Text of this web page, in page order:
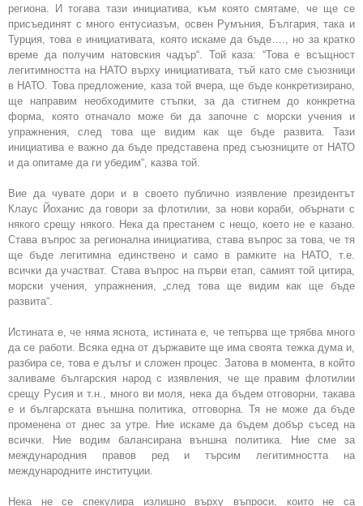
региона. И тогава тази инициатива, към която смятаме, че ще се
присъединят с много ентусиазъм, освен Румъния, България, така и
Турция, това е инициативата, която искаме да бъде…., но за кратко
време да получим натовския чадър“. Той каза: “Това е всъщност
легитимността на НАТО върху инициативата, тъй като сме съюзници
в НАТО. Това предложение, каза той вчера, ще бъде конкретизирано,
ще направим необходимите стъпки, за да стигнем до конкретна
форма, която отначало може би да започне с морски учения и
упражнения, след това ще видим как ще бъде развита. Тази
инициатива е важно да бъде представена пред съюзниците от НАТО
и да опитаме да ги убедим“, казва той.
Вие да чувате дори и в своето публично изявление президентът
Клаус Йоханис да говори за флотилии, за нови кораби, обърнати с
някого срещу някого. Нека да престанем с нещо, което не е казано.
Става въпрос за регионална инициатива, става въпрос за това, че тя
ще бъде легитимна единствено и само в рамките на НАТО, т.е.
всички да участват. Става въпрос на първи етап, самият той цитира,
морски учения, упражнения, „след това ще видим как ще бъде
развита“.
Истината е, че няма яснота, истината е, че тепърва ще трябва много
да се работи. Всяка една от държавите ще има своята тежка дума и,
разбира се, това е дълъг и сложен процес. Затова в момента, в който
заливаме българския народ с изявления, че ще правим флотилии
срещу Русия и т.н., много ви моля, нека да бъдем отговорни, такава
е и българската външна политика, отговорна. Тя не може да бъде
променена от днес за утре. Ние искаме да бъдем добър съсед на
всички. Ние водим балансирана външна политика. Ние сме за
международния правов ред и търсим легитимността на
международните институции.
Нека не се спекулира излишно върху въпроси, които не са